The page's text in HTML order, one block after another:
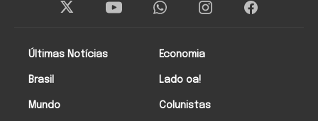
Últimas Notícias
Brasil
Mundo
Economia
Lado oa!
Colunistas